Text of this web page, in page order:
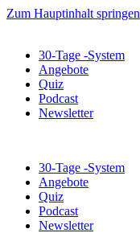
Zum Hauptinhalt springen
30-Tage -System
Angebote
Quiz
Podcast
Newsletter
30-Tage -System
Angebote
Quiz
Podcast
Newsletter